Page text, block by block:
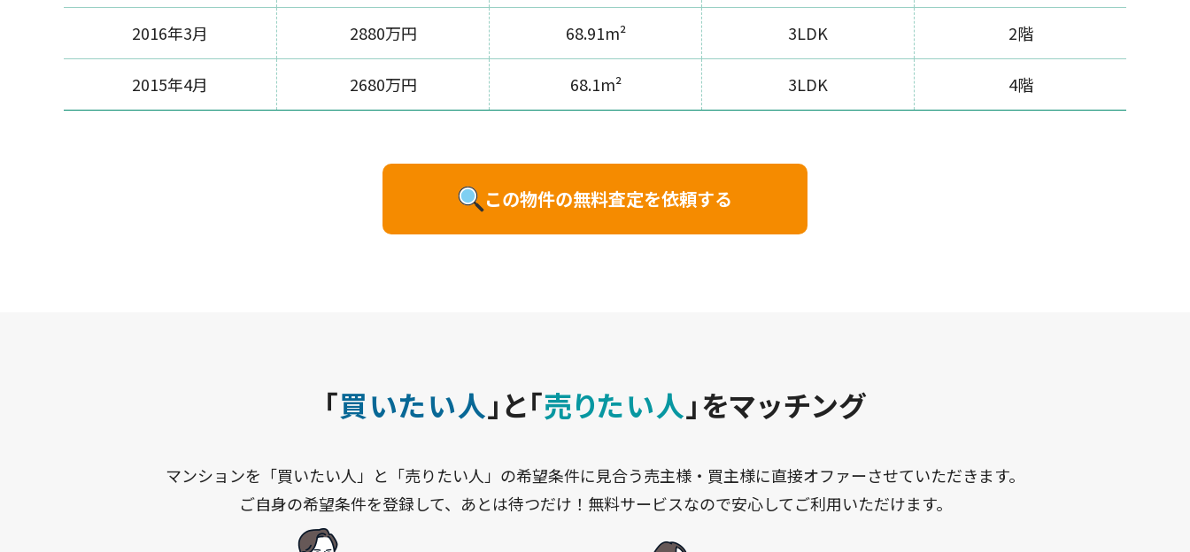
2016年3月 2880万円 68.91m² 3LDK 2階
2015年4月 2680万円 68.1m² 3LDK 4階
この物件の無料査定を依頼する
「買いたい人 」と「売りたい人 」をマッチング
マンションを「買いたい人」と「売りたい人」の希望条件に見合う売主様・買主様に直接オファーさせていただきます。
ご自身の希望条件を登録して、あとは待つだけ！無料サービスなので安心してご利用いただけます。